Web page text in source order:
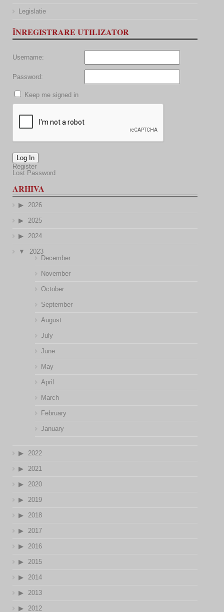
Legislatie
ÎNREGISTRARE UTILIZATOR
Username:
Password:
Keep me signed in
Log In
Register
Lost Password
ARHIVA
2026
2025
2024
2023
December
November
October
September
August
July
June
May
April
March
February
January
2022
2021
2020
2019
2018
2017
2016
2015
2014
2013
2012